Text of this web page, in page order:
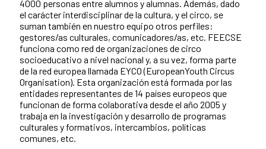
4000 personas entre alumnos y alumnas. Además, dado
el carácter interdisciplinar de la cultura, y el circo, se
suman también en nuestro equipo otros perfiles:
gestores/as culturales, comunicadores/as, etc. FEECSE
funciona como red de organizaciones de circo
socioeducativo a nivel nacional y, a su vez, forma parte
de la red europea llamada EYCO (EuropeanYouth Circus
Organisation). Esta organización está formada por las
entidades representantes de 14 países europeos que
funcionan de forma colaborativa desde el año 2005 y
trabaja en la investigación y desarrollo de programas
culturales y formativos, intercambios, políticas
comunes, etc.